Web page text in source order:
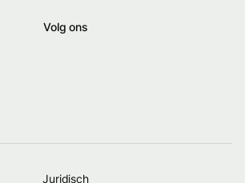
Volg ons
Juridisch